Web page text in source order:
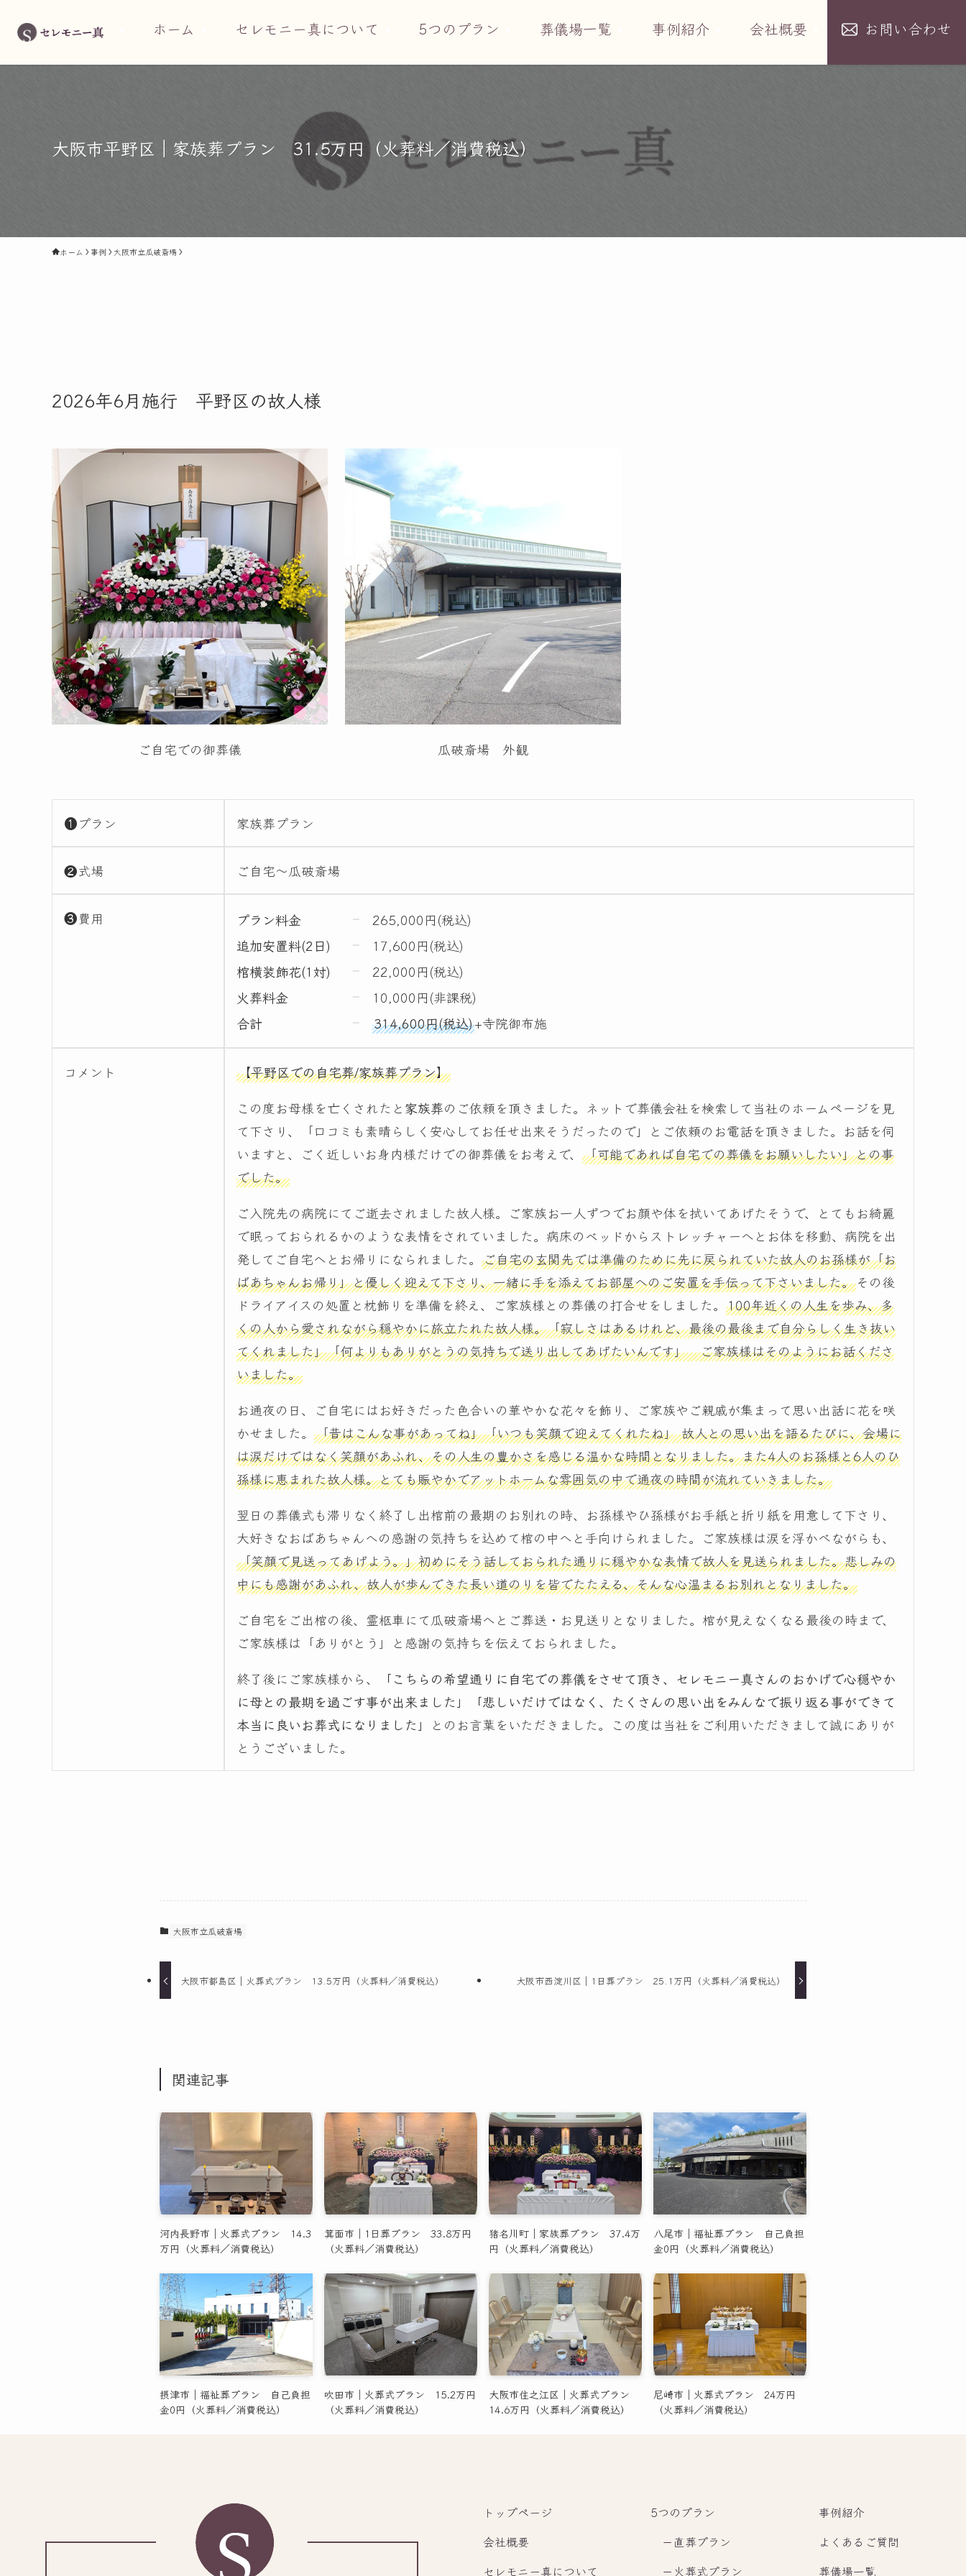
ホーム セレモニー真について 5つのプラン 葬儀場一覧 事例紹介 会社概要 お問い合わせ
大阪市平野区｜家族葬プラン 31.5万円（火葬料／消費税込）
ホーム 事例 大阪市立瓜破斎場
2026年6月施行 平野区の故人様
ご自宅での御葬儀 瓜破斎場 外観
❶プラン 家族葬プラン
❷式場 ご自宅～瓜破斎場
❸費用 プラン料金
265,000円(税込)
追加安置料(2日)
17,600円(税込)
棺横装飾花(1対)
22,000円(税込)
火葬料金
10,000円(非課税)
合計
314,600円(税込)+寺院御布施
コメント
【平野区での自宅葬/家族葬プラン】
この度お母様を亡くされたと家族葬のご依頼を頂きました。ネットで葬儀会社を検索して当社のホームページを見
て下さり、「口コミも素晴らしく安心してお任せ出来そうだったので」とご依頼のお電話を頂きました。お話を伺
いますと、ごく近しいお身内様だけでの御葬儀をお考えで、 「可能であれば自宅での葬儀をお願いしたい」との事
でした。
ご入院先の病院にてご逝去されました故人様。ご家族お一人ずつでお顔や体を拭いてあげたそうで、とてもお綺麗
で眠っておられるかのような表情をされていました。病床のベッドからストレッチャーへとお体を移動、病院を出
発してご自宅へとお帰りになられました。 ご自宅の玄関先では準備のために先に戻られていた故人のお孫様が「お
ばあちゃんお帰り」と優しく迎えて下さり、一緒に手を添えてお部屋へのご安置を手伝って下さいました。その後
ドライアイスの処置と枕飾りを準備を終え、ご家族様との葬儀の打合せをしました。 100年近くの人生を歩み、多
くの人から愛されながら穏やかに旅立たれた故人様。「寂しさはあるけれど、最後の最後まで自分らしく生き抜い
てくれました」「何よりもありがとうの気持ちで送り出してあげたいんです」 ご家族様はそのようにお話くださ
いました。
お通夜の日、ご自宅にはお好きだった色合いの華やかな花々を飾り、ご家族やご親戚が集まって思い出話に花を咲
かせました。 「昔はこんな事があってね」「いつも笑顔で迎えてくれたね」 故人との思い出を語るたびに、会場に
は涙だけではなく笑顔があふれ、その人生の豊かさを感じる温かな時間となりました。また4人のお孫様と6人のひ
孫様に恵まれた故人様。とても賑やかでアットホームな雰囲気の中で通夜の時間が流れていきました。
翌日の葬儀式も滞りなく終了し出棺前の最期のお別れの時、お孫様やひ孫様がお手紙と折り紙を用意して下さり、
大好きなおばあちゃんへの感謝の気持ちを込めて棺の中へと手向けられました。ご家族様は涙を浮かべながらも、
「笑顔で見送ってあげよう。」初めにそう話しておられた通りに穏やかな表情で故人を見送られました。悲しみの
中にも感謝があふれ、故人が歩んできた長い道のりを皆でたたえる、そんな心温まるお別れとなりました。
ご自宅をご出棺の後、霊柩車にて瓜破斎場へとご葬送・お見送りとなりました。棺が見えなくなる最後の時まで、
ご家族様は「ありがとう」と感謝の気持ちを伝えておられました。
終了後にご家族様から、
「こちらの希望通りに自宅での葬儀をさせて頂き、セレモニー真さんのおかげで心穏やか
に母との最期を過ごす事が出来ました」「悲しいだけではなく、たくさんの思い出をみんなで振り返る事ができて
本当に良いお葬式になりました」
とのお言葉をいただきました。この度は当社をご利用いただきまして誠にありが
とうございました。
大阪市立瓜破斎場
大阪市都島区｜火葬式プラン 13.5万円（火葬料／消費税込） 大阪市西淀川区｜1日葬プラン 25.1万円（火葬料／消費税込）
関連記事
河内長野市｜火葬式プラン 14.3
万円（火葬料／消費税込）
箕面市｜1日葬プラン 33.8万円
（火葬料／消費税込）
猪名川町｜家族葬プラン 37.4万
円（火葬料／消費税込）
八尾市｜福祉葬プラン 自己負担
金0円（火葬料／消費税込）
摂津市｜福祉葬プラン 自己負担
金0円（火葬料／消費税込）
吹田市｜火葬式プラン 15.2万円
（火葬料／消費税込）
大阪市住之江区｜火葬式プラン
14.6万円（火葬料／消費税込）
尼崎市｜火葬式プラン 24万円
（火葬料／消費税込）
トップページ
会社概要
セレモニー真について
5つのプラン
－ 直葬プラン
－ 火葬式プラン
事例紹介
よくあるご質問
葬儀場一覧